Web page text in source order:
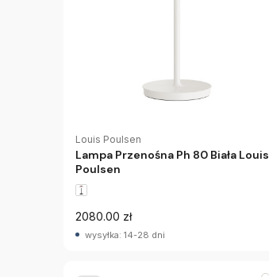
Louis Poulsen
Lampa Przenośna Ph 80 Biała Louis
Poulsen
2080.00 zł
wysyłka: 14-28 dni